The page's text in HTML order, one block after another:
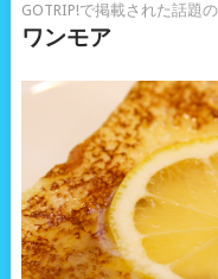
GOTRIP!で掲載された話題
ワンモア